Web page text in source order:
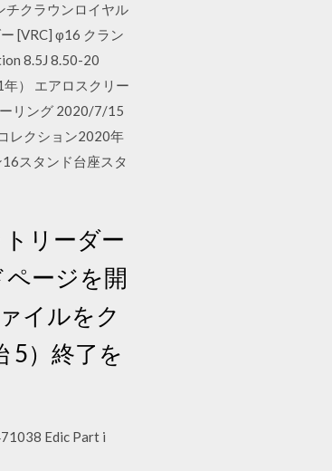
チクラウンロイヤル
[VRC] φ16 クラン
8.5J 8.50-20
） エアロスクリー
リング 2020/7/15
レクション2020年
スタンド台座スタ
リーダー
ージを開
イルをク
5）終了を
Edic Part i